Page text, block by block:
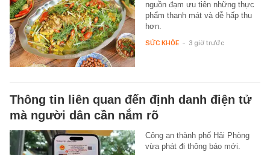
nguồn đạm ưu tiên những thực
phẩm thanh mát và dễ hấp thu
hơn.
SỨC KHỎE - 3 giờ trước
Thông tin liên quan đến định danh điện tử
mà người dân cần nắm rõ
Công an thành phố Hải Phòng
vừa phát đi thông báo mới.